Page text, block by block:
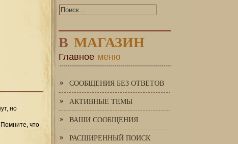
но
что
В МАГАЗИН
Главное меню
СООБЩЕНИЯ БЕЗ ОТВЕТОВ
АКТИВНЫЕ ТЕМЫ
ВАШИ СООБЩЕНИЯ
РАСШИРЕННЫЙ ПОИСК